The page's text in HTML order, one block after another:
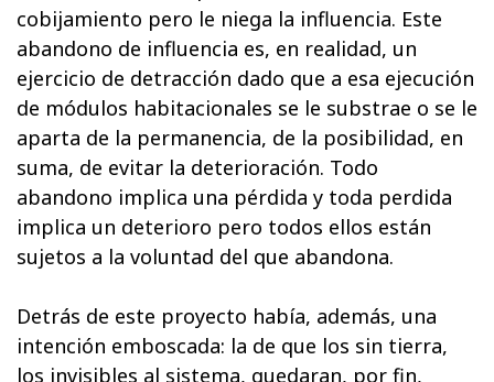
cobijamiento pero le niega la influencia. Este
abandono de influencia es, en realidad, un
ejercicio de detracción dado que a esa ejecución
de módulos habitacionales se le substrae o se le
aparta de la permanencia, de la posibilidad, en
suma, de evitar la deterioración. Todo
abandono implica una pérdida y toda perdida
implica un deterioro pero todos ellos están
sujetos a la voluntad del que abandona.
Detrás de este proyecto había, además, una
intención emboscada: la de que los sin tierra,
los invisibles al sistema, quedaran, por fin,